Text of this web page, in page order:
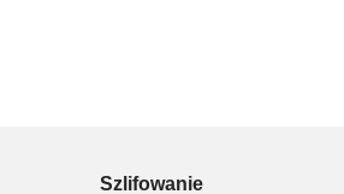
Szlifowanie